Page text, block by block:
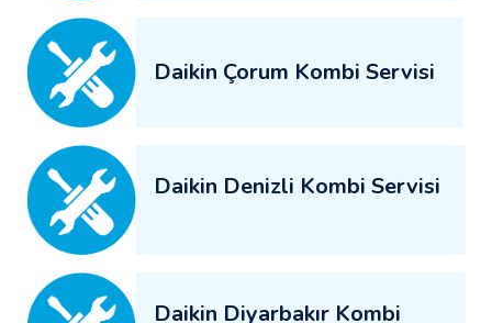
Daikin Çorum Kombi Servisi
Daikin Denizli Kombi Servisi
Daikin Diyarbakır Kombi